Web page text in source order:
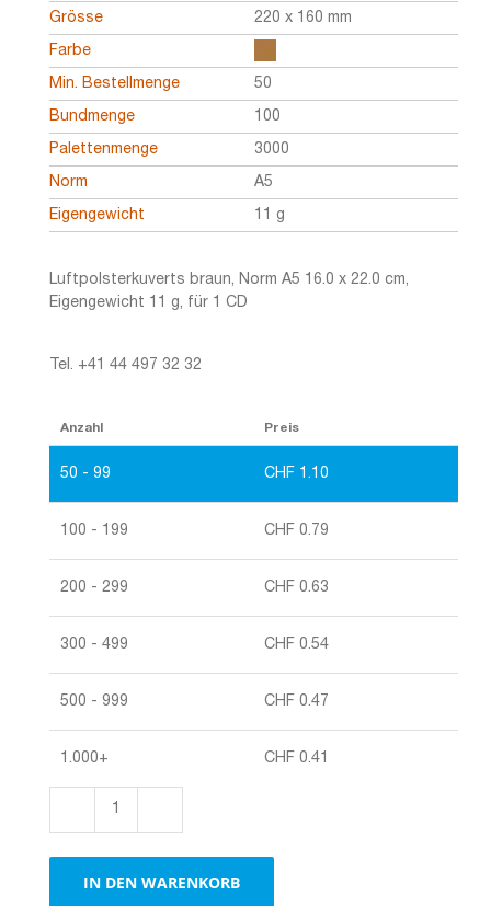
Grösse 220 x 160 mm
Farbe
Min. Bestellmenge 50
Bundmenge 100
Palettenmenge 3000
Norm A5
Eigengewicht 11 g
Luftpolsterkuverts braun, Norm A5 16.0 x 22.0 cm,
Eigengewicht 11 g, für 1 CD
Tel. +41 44 497 32 32
Anzahl Preis
50 - 99 CHF 1.10
100 - 199 CHF 0.79
200 - 299 CHF 0.63
300 - 499 CHF 0.54
500 - 999 CHF 0.47
1.000+ CHF 0.41
IN DEN WARENKORB